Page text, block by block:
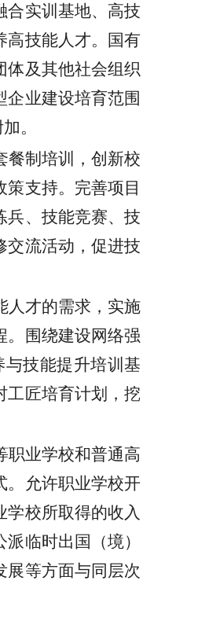
合实训基地、高技
高技能人才。国有
体及其他社会组织
企业建设培育范围
。
餐制培训，创新校
支持。完善项目
兵、技能竞赛、技
交流活动，促进技
人才的需求，实施
。围绕建设网络强
技能提升培训基
工匠培育计划，挖
职业学校和普通高
。允许职业学校开
学校所取得的收入
临时出国（境）
展等方面与同层次